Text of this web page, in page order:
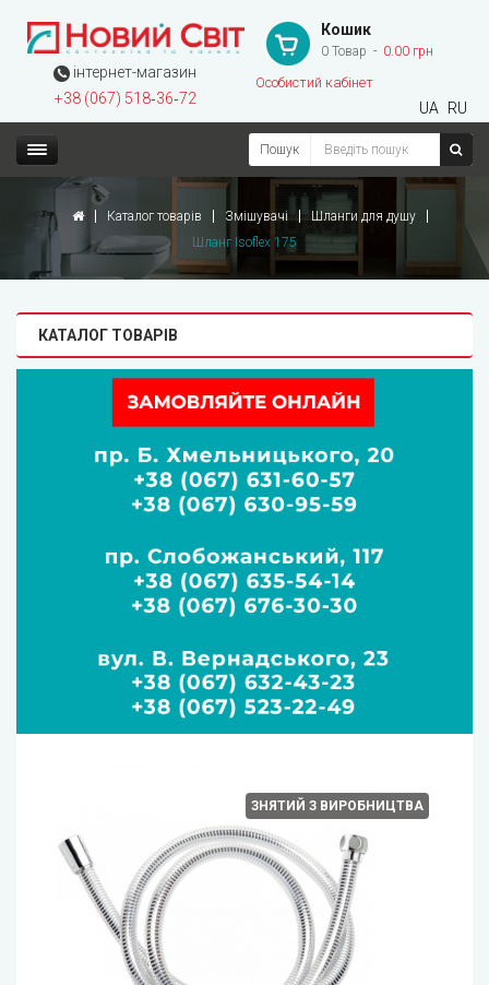
інтернет-магазин
+38 (067) 518‑36‑72
Кошик
0 Товар 0.00 грн
Особистий кабінет
UA RU
Пошук
Каталог товарів Змішувачі
Шланги для душу
Шланг Isoflex 175
КАТАЛОГ ТОВАРІВ
ЗНЯТИЙ З ВИРОБНИЦТВА